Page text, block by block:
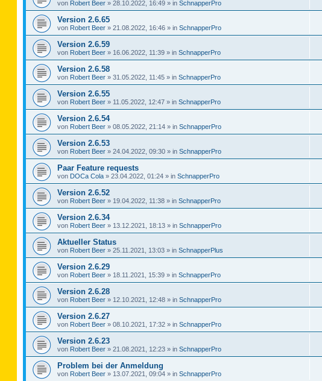
von Robert Beer » 28.10.2022, 16:49 » in SchnapperPro
Version 2.6.65
von Robert Beer » 21.08.2022, 16:46 » in SchnapperPro
Version 2.6.59
von Robert Beer » 16.06.2022, 11:39 » in SchnapperPro
Version 2.6.58
von Robert Beer » 31.05.2022, 11:45 » in SchnapperPro
Version 2.6.55
von Robert Beer » 11.05.2022, 12:47 » in SchnapperPro
Version 2.6.54
von Robert Beer » 08.05.2022, 21:14 » in SchnapperPro
Version 2.6.53
von Robert Beer » 24.04.2022, 09:30 » in SchnapperPro
Paar Feature requests
von DOCa Cola » 23.04.2022, 01:24 » in SchnapperPro
Version 2.6.52
von Robert Beer » 19.04.2022, 11:38 » in SchnapperPro
Version 2.6.34
von Robert Beer » 13.12.2021, 18:13 » in SchnapperPro
Aktueller Status
von Robert Beer » 25.11.2021, 13:03 » in SchnapperPlus
Version 2.6.29
von Robert Beer » 18.11.2021, 15:39 » in SchnapperPro
Version 2.6.28
von Robert Beer » 12.10.2021, 12:48 » in SchnapperPro
Version 2.6.27
von Robert Beer » 08.10.2021, 17:32 » in SchnapperPro
Version 2.6.23
von Robert Beer » 21.08.2021, 12:23 » in SchnapperPro
Problem bei der Anmeldung
von Robert Beer » 13.07.2021, 09:04 » in SchnapperPro